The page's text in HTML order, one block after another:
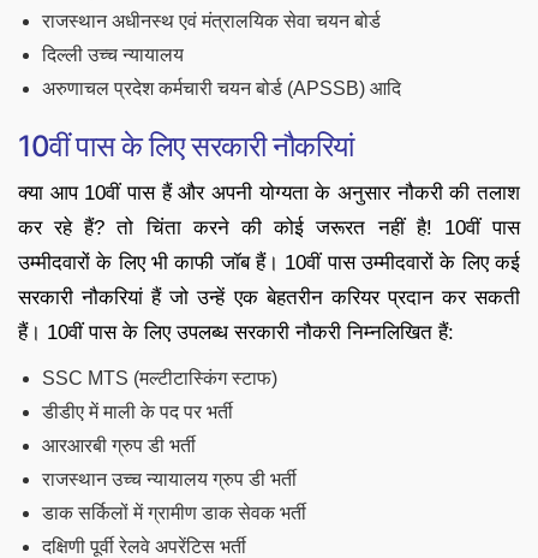
राजस्थान अधीनस्थ एवं मंत्रालयिक सेवा चयन बोर्ड
दिल्ली उच्च न्यायालय
अरुणाचल प्रदेश कर्मचारी चयन बोर्ड (APSSB) आदि
10वीं पास के लिए सरकारी नौकरियां
क्या आप 10वीं पास हैं और अपनी योग्यता के अनुसार नौकरी की तलाश
कर रहे हैं? तो चिंता करने की कोई जरूरत नहीं है! 10वीं पास
उम्मीदवारों के लिए भी काफी जॉब हैं। 10वीं पास उम्मीदवारों के लिए कई
सरकारी नौकरियां हैं जो उन्हें एक बेहतरीन करियर प्रदान कर सकती
हैं। 10वीं पास के लिए उपलब्ध सरकारी नौकरी निम्नलिखित हैं:
SSC MTS (मल्टीटास्किंग स्टाफ)
डीडीए में माली के पद पर भर्ती
आरआरबी ग्रुप डी भर्ती
राजस्थान उच्च न्यायालय ग्रुप डी भर्ती
डाक सर्किलों में ग्रामीण डाक सेवक भर्ती
दक्षिणी पूर्वी रेलवे अपरेंटिस भर्ती